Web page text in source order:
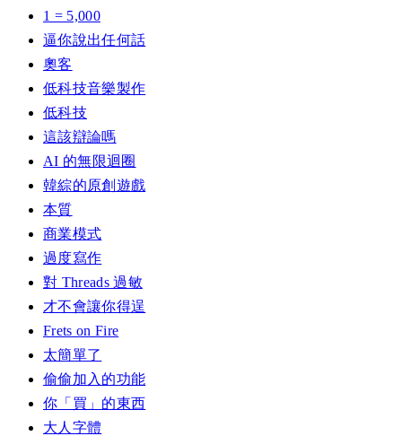
1 = 5,000
逼你說出任何話
奧客
低科技音樂製作
低科技
這該辯論嗎
AI 的無限迴圈
韓綜的原創遊戲
本質
商業模式
過度寫作
對 Threads 過敏
才不會讓你得逞
Frets on Fire
太簡單了
偷偷加入的功能
你「買」的東西
大人字體